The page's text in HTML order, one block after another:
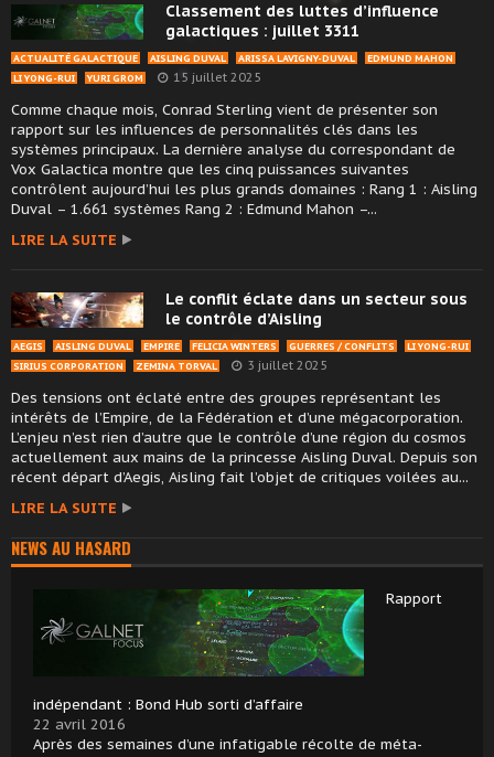
Classement des luttes d’influence
galactiques : juillet 3311
ACTUALITÉ GALACTIQUE AISLING DUVAL ARISSA LAVIGNY-DUVAL
EDMUND MAHON
LI YONG-RUI
YURI GROM 15 juillet 2025
Comme chaque mois, Conrad Sterling vient de présenter son
rapport sur les influences de personnalités clés dans les
systèmes principaux. La dernière analyse du correspondant de
Vox Galactica montre que les cinq puissances suivantes
contrôlent aujourd’hui les plus grands domaines : Rang 1 : Aisling
Duval – 1.661 systèmes Rang 2 : Edmund Mahon –...
LIRE LA SUITE
Le conflit éclate dans un secteur sous
le contrôle d’Aisling
AEGIS AISLING DUVAL EMPIRE FELICIA WINTERS GUERRES / CONFLITS
LI YONG-RUI
SIRIUS CORPORATION
ZEMINA TORVAL 3 juillet 2025
Des tensions ont éclaté entre des groupes représentant les
intérêts de l’Empire, de la Fédération et d’une mégacorporation.
L’enjeu n’est rien d’autre que le contrôle d’une région du cosmos
actuellement aux mains de la princesse Aisling Duval. Depuis son
récent départ d’Aegis, Aisling fait l’objet de critiques voilées au...
LIRE LA SUITE
NEWS AU HASARD
Rapport
indépendant : Bond Hub sorti d’affaire
22 avril 2016
Après des semaines d’une infatigable récolte de méta-